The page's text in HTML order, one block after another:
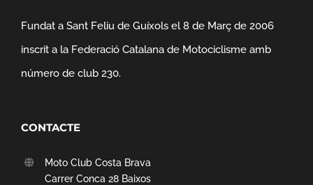
Fundat a Sant Feliu de Guíxols el 8 de Març de 2006
inscrit a la Federació Catalana de Motociclisme amb
número de club 230.
CONTACTE
Moto Club Costa Brava
Carrer Conca 28 Baixos